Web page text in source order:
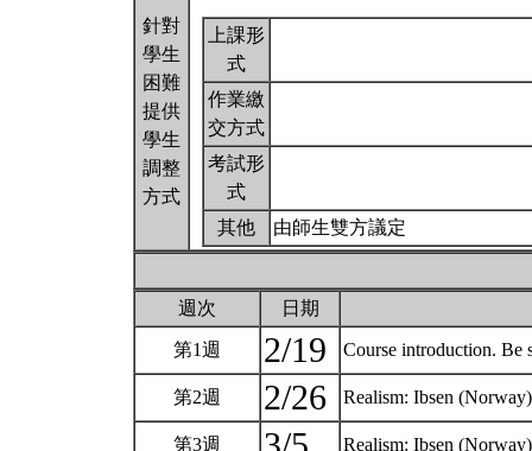
針對
學生
困難
提供
學生
調整
方式
上課形
式
作業繳
交方式
考試形
式
其他
由師生雙方議定
週次 日期
第1週 2/19 Course introduction. Be
第2週 2/26 Realism: Ibsen
第3週 Realism: Ibsen